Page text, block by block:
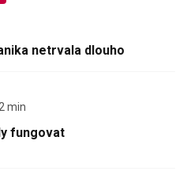
netrvala dlouho
2 min
fungovat